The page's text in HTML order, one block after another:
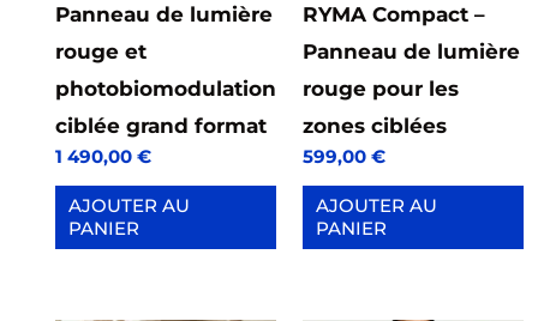
Panneau de lumière
rouge et
photobiomodulation
ciblée grand format
1 490,00 €
AJOUTER AU
PANIER
RYMA Compact –
Panneau de lumière
rouge pour les
zones ciblées
599,00 €
AJOUTER AU
PANIER